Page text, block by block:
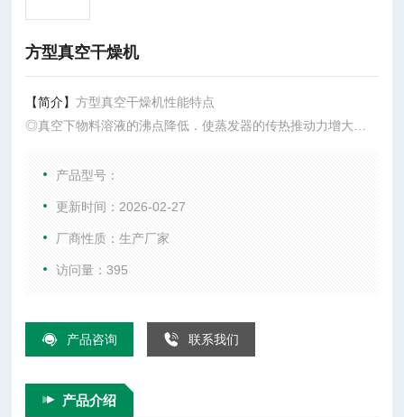
方型真空干燥机
【简介】方型真空干燥机性能特点
◎真空下物料溶液的沸点降低．使蒸发器的传热推动力增大．因
◎蒸发操作的热源可采用低压蒸汽或废热蒸汽。
合GMP要求。
◎属于静态式真空干燥器．故干燥物料的形体不会损坏。
产品型号：
更新时间：2026-02-27
厂商性质：生产厂家
访问量：395
产品咨询 联系我们
产品介绍